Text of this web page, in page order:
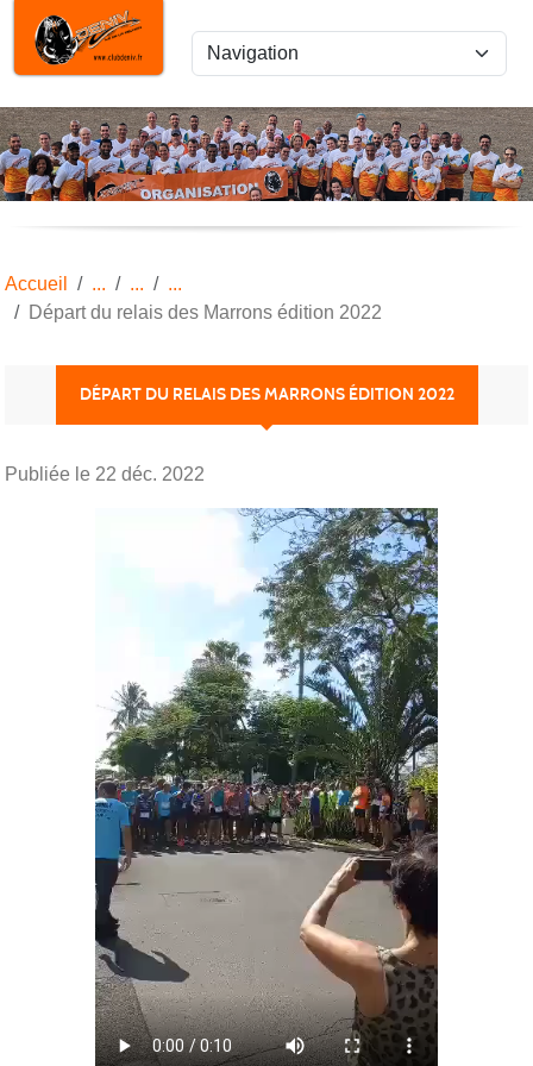
Accueil
Départ du relais des Marrons édition 2022
DÉPART DU RELAIS DES MARRONS ÉDITION 2022
Publiée le 22 déc. 2022
Panneau de gestion des cookies